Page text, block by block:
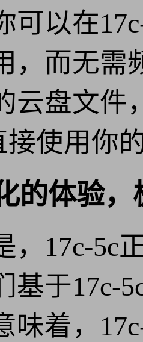
可以在
，而无需
云盘文件
接使用你
的体验
，17c-5c
基于17c-
味着，